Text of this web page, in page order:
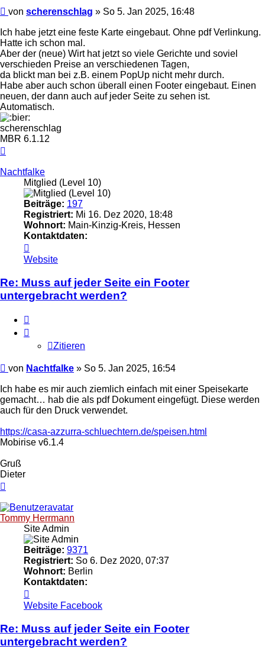
Ungelesener
von scherenschlag » So 5. Jan 2025, 16:48
Ich habe jetzt eine feste Karte eingebaut. Ohne pdf Verlinkung.
Hatte ich schon mal.
Aber der (neue) Wirt hat jetzt so viele Gerichte und soviel
verschieden Preise an verschiedenen Tagen,
da blickt man bei z.B. einem PopUp nicht mehr durch.
Habe aber auch schon überall einen Footer eingebaut. Einen
neuen, der dann auch auf jeder Seite zu sehen ist.
Automatisch.
scherenschlag
MBR 6.1.12
Nachtfalke
Mitglied (Level 10)
Beiträge: 197
Registriert: Mi 16. Dez 2020, 18:48
Wohnort: Main-Kinzig-Kreis, Hessen
Kontaktdaten:
von
Nachtfalke
Website
Re: Muss auf jeder Seite ein Footer
untergebracht werden?
Zitieren
Ungelesener
von Nachtfalke » So 5. Jan 2025, 16:54
Ich habe es mir auch ziemlich einfach mit einer Speisekarte
gemacht… hab die als pdf Dokument eingefügt. Diese werden
auch für den Druck verwendet.
https://casa-azzurra-schluechtern.de/speisen.html
Mobirise v6.1.4
Gruß
Dieter
Tommy Herrmann
Site Admin
Beiträge: 9371
Registriert: So 6. Dez 2020, 07:37
Wohnort: Berlin
Kontaktdaten:
von
Tommy
Herrmann
Website Facebook
Re: Muss auf jeder Seite ein Footer
untergebracht werden?